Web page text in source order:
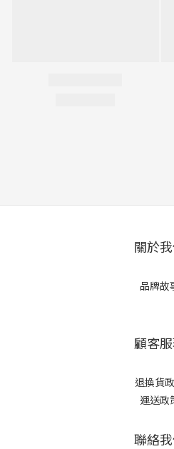
關於
品牌故
顧客
退換貨
運送政
聯絡